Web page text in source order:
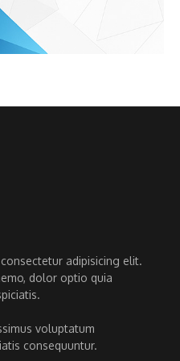
adipisicing elit.
dolor optio quia
voluptatum
consequuntur.